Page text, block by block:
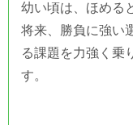
幼い頃は、ほめる
将来、勝負に強い
る課題を力強く乗
す。